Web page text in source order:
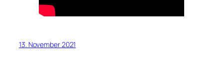
13. November 2021